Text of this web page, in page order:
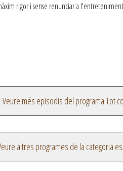
rigor i sense renunciar a
Veure més episodis del programa Tot
altres programes de la categoria